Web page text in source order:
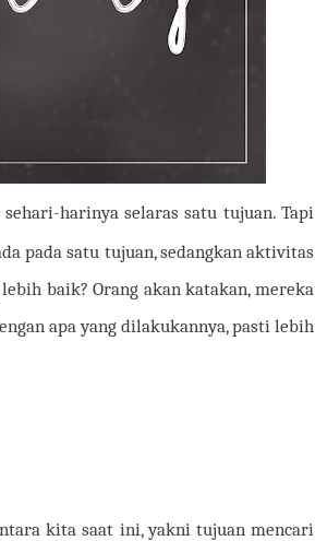
harinya selaras satu tujuan. Tapi
pada satu tujuan, sedangkan aktivitas
baik? Orang akan katakan, mereka
apa yang dilakukannya, pasti lebih
kita saat ini, yakni tujuan mencari